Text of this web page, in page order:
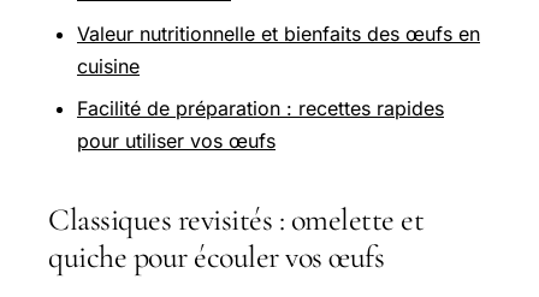
Valeur nutritionnelle et bienfaits des œufs en
cuisine
Facilité de préparation : recettes rapides
pour utiliser vos œufs
Classiques revisités : omelette et
quiche pour écouler vos œufs